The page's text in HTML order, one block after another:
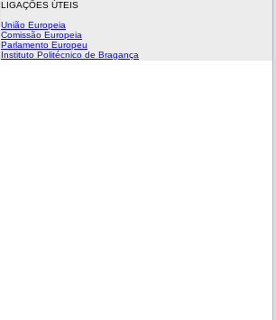
LIGAÇÕES ÚTEIS
União Europeia
Comissão Europeia
Parlamento Europeu
Instituto Politécnico de Bragança